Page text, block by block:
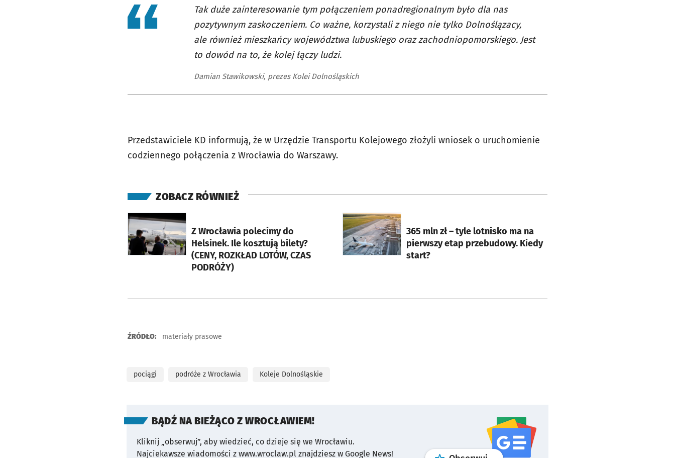
Tak duże zainteresowanie tym połączeniem ponadregionalnym było dla nas
pozytywnym zaskoczeniem. Co ważne, korzystali z niego nie tylko Dolnoślązacy,
ale również mieszkańcy województwa lubuskiego oraz zachodniopomorskiego. Jest
to dowód na to, że kolej łączy ludzi.
Damian Stawikowski, prezes Kolei Dolnośląskich
Przedstawiciele KD informują, że w Urzędzie Transportu Kolejowego złożyli wniosek o uruchomienie
codziennego połączenia z Wrocławia do Warszawy.
ZOBACZ RÓWNIEŻ
Z Wrocławia polecimy do
Helsinek. Ile kosztują bilety?
(CENY, ROZKŁAD LOTÓW, CZAS
PODRÓŻY)
otworzy się w nowej karcie
365 mln zł – tyle lotnisko ma na
pierwszy etap przebudowy. Kiedy
start?
otworzy się w nowej karcie
ŹRÓDŁO: materiały prasowe
pociągi podróże z Wrocławia Koleje Dolnośląskie
BĄDŹ NA BIEŻĄCO Z WROCŁAWIEM!
Kliknij „obserwuj”, aby wiedzieć, co dzieje się we Wrocławiu.
Najciekawsze wiadomości z www.wroclaw.pl znajdziesz w Google News!